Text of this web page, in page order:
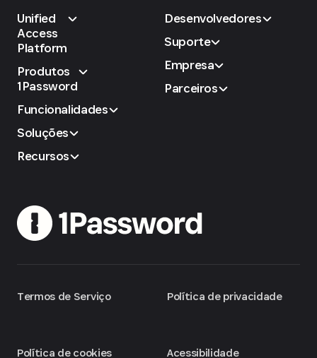
Unified
Access
Platform
Produtos
1Password
Funcionalidades
Soluções
Recursos
Desenvolvedores
Suporte
Empresa
Parceiros
Termos de Serviço
Política de cookies
Política de privacidade
Acessibilidade